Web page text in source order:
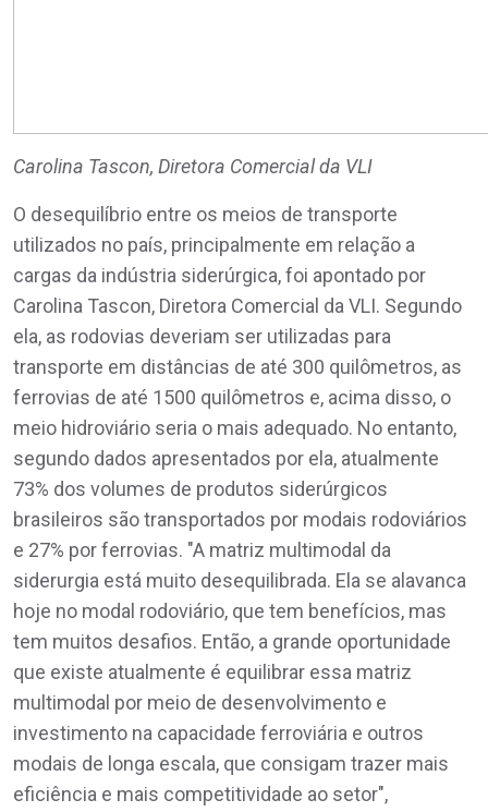
Carolina Tascon, Diretora Comercial da VLI
O desequilíbrio entre os meios de transporte
utilizados no país, principalmente em relação a
cargas da indústria siderúrgica, foi apontado por
Carolina Tascon, Diretora Comercial da VLI. Segundo
ela, as rodovias deveriam ser utilizadas para
transporte em distâncias de até 300 quilômetros, as
ferrovias de até 1500 quilômetros e, acima disso, o
meio hidroviário seria o mais adequado. No entanto,
segundo dados apresentados por ela, atualmente
73% dos volumes de produtos siderúrgicos
brasileiros são transportados por modais rodoviários
e 27% por ferrovias. "A matriz multimodal da
siderurgia está muito desequilibrada. Ela se alavanca
hoje no modal rodoviário, que tem benefícios, mas
tem muitos desafios. Então, a grande oportunidade
que existe atualmente é equilibrar essa matriz
multimodal por meio de desenvolvimento e
investimento na capacidade ferroviária e outros
modais de longa escala, que consigam trazer mais
eficiência e mais competitividade ao setor",